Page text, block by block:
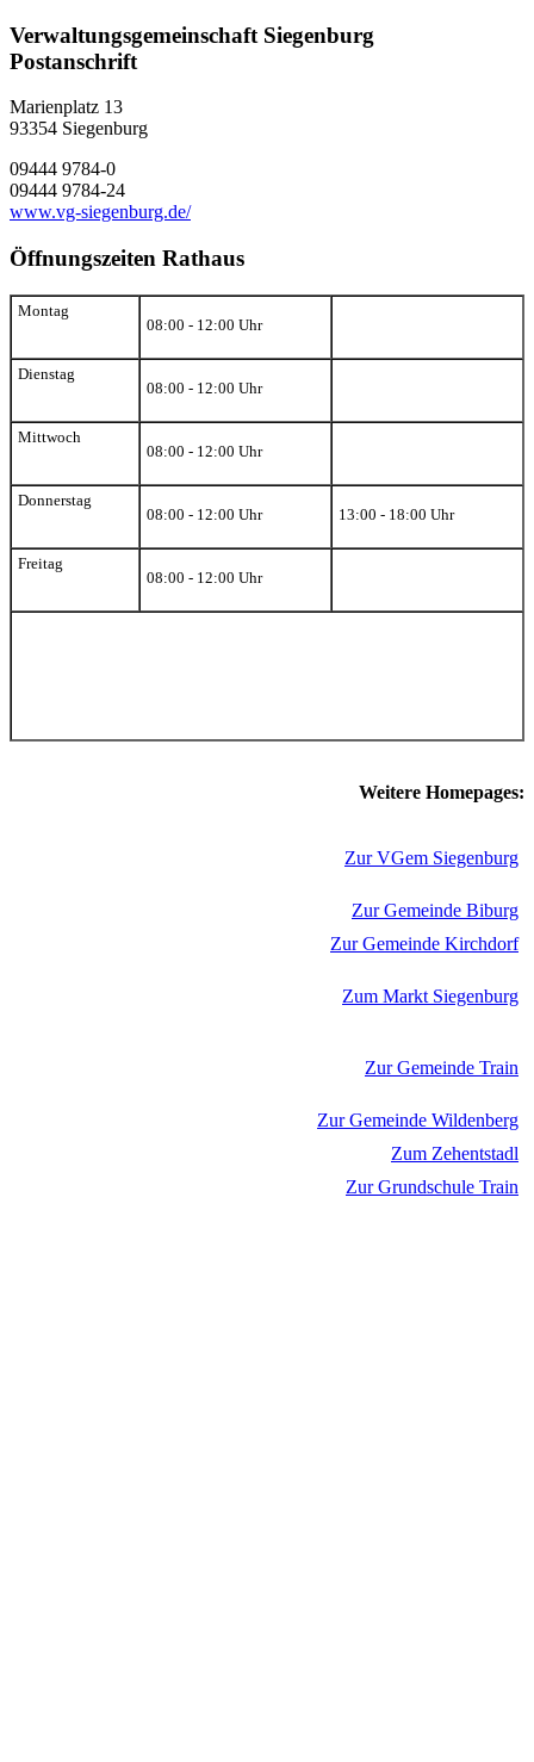
Verwaltungsgemeinschaft Siegenburg
Postanschrift
Marienplatz 13
93354 Siegenburg
09444 9784-0
09444 9784-24
www.vg-siegenburg.de/
Öffnungszeiten Rathaus
Montag
08:00 - 12:00 Uhr
Dienstag
08:00 - 12:00 Uhr
Mittwoch
08:00 - 12:00 Uhr
Donnerstag
08:00 - 12:00 Uhr
13:00 - 18:00 Uhr
Freitag
08:00 - 12:00 Uhr
Weitere Homepages:
Zur VGem Siegenburg
Zur Gemeinde Biburg
Zur Gemeinde Kirchdorf
Zum Markt Siegenburg
Zur Gemeinde Train
Zur Gemeinde Wildenberg
Zum Zehentstadl
Zur Grundschule Train